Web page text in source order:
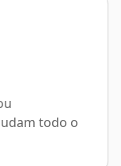
todo o